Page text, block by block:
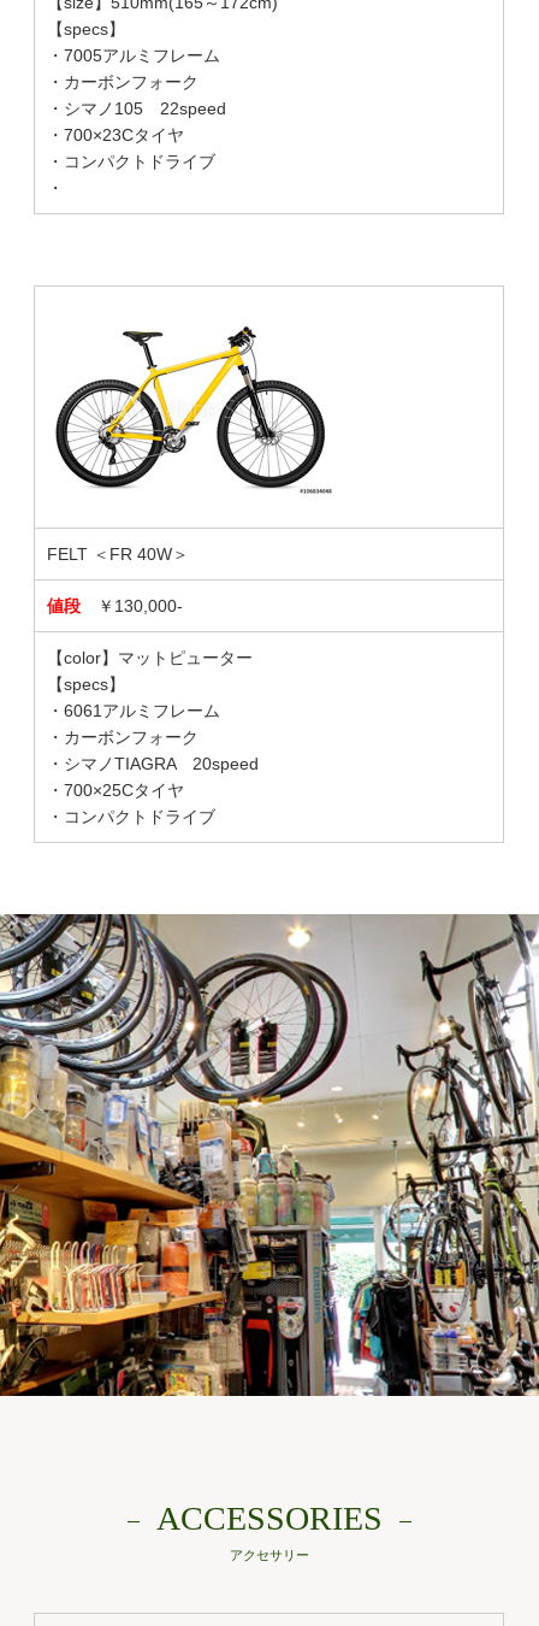
【specs】
・7005アルミフレーム
・カーボンフォーク
・シマノ105 22speed
・700×23Cタイヤ
・コンパクトドライブ
・
FELT ＜FR 40W＞
値段 ￥130,000-
【color】マットピューター
【specs】
・6061アルミフレーム
・カーボンフォーク
・シマノTIAGRA 20speed
・700×25Cタイヤ
・コンパクトドライブ
ACCESSORIES
アクセサリー